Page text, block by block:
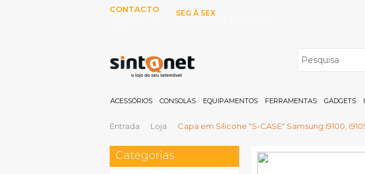
CONTACTO
SEG À SEX
ACESSÓRIOS CONSOLAS EQUIPAMENTOS FERRAMENTAS GADGETS
Entrada Loja Capa em Silicone "S-CASE" Samsung i9100,
Categorias